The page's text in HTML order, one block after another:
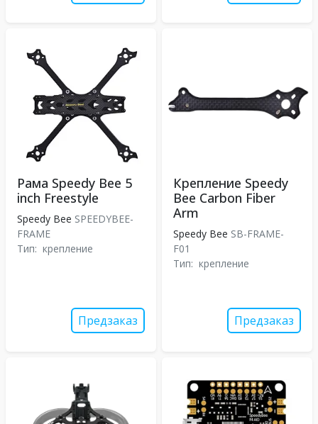
Рама Speedy Bee 5
inch Freestyle
Speedy Bee SPEEDYBEE-
FRAME
Тип: крепление
Предзаказ
Крепление Speedy
Bee Carbon Fiber
Arm
Speedy Bee SB-FRAME-
F01
Тип: крепление
Предзаказ